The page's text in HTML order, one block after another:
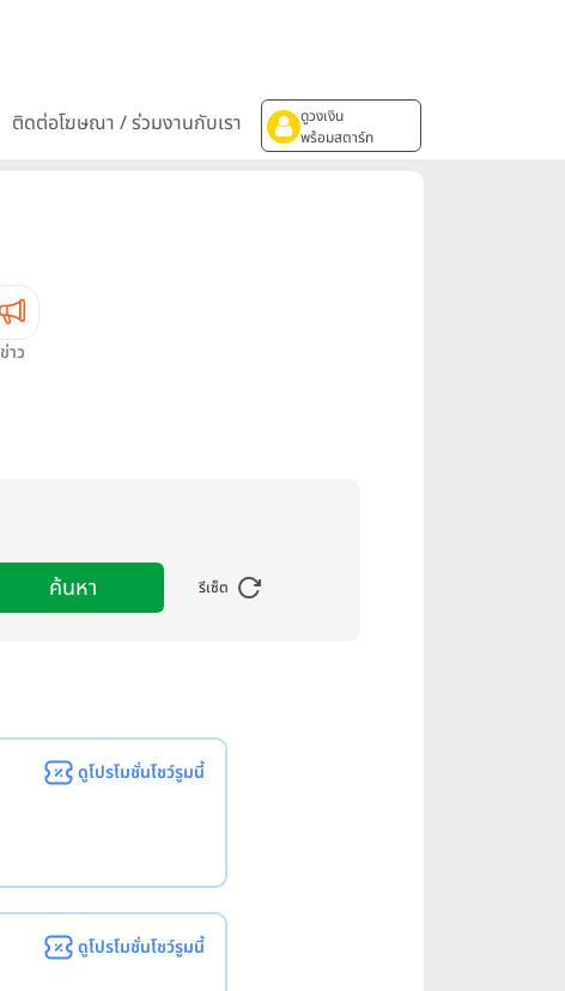
ติดต่อโฆษณา / ร่วมงานกับเรา
ดูวงเงิน
พร้อมสตาร์ท
ข่าว
ค้นหา รีเซ็ต
ดูโปรโมชั่นโชว์รูมนี้
ดูโปรโมชั่นโชว์รูมนี้